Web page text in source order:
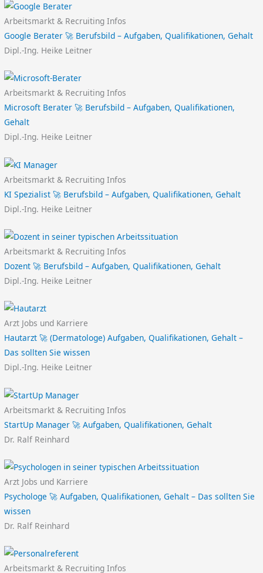
Arbeitsmarkt & Recruiting Infos
Google Berater 🚀 Berufsbild – Aufgaben, Qualifikationen, Gehalt
Dipl.-Ing. Heike Leitner
Arbeitsmarkt & Recruiting Infos
Microsoft Berater 🚀 Berufsbild – Aufgaben, Qualifikationen,
Gehalt
Dipl.-Ing. Heike Leitner
Arbeitsmarkt & Recruiting Infos
KI Spezialist 🚀 Berufsbild – Aufgaben, Qualifikationen, Gehalt
Dipl.-Ing. Heike Leitner
Arbeitsmarkt & Recruiting Infos
Dozent 🚀 Berufsbild – Aufgaben, Qualifikationen, Gehalt
Dipl.-Ing. Heike Leitner
Arzt Jobs und Karriere
Hautarzt 🚀 (Dermatologe) Aufgaben, Qualifikationen, Gehalt –
Das sollten Sie wissen
Dipl.-Ing. Heike Leitner
Arbeitsmarkt & Recruiting Infos
StartUp Manager 🚀 Aufgaben, Qualifikationen, Gehalt
Dr. Ralf Reinhard
Arzt Jobs und Karriere
Psychologe 🚀 Aufgaben, Qualifikationen, Gehalt – Das sollten Sie
wissen
Dr. Ralf Reinhard
Arbeitsmarkt & Recruiting Infos